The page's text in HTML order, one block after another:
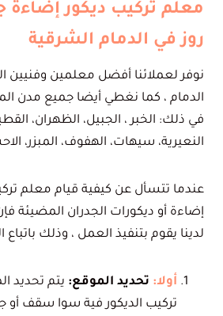
معلم تركيب ديكور إضاءة
روز في الدمام الشرقية
نوفر لعملائنا أفضل معلمين وفنيين
الدمام ، كما نغطي أيضا جميع مدن
في ذلك: الخبر ، الجبيل، الظهران،
النعيرية، سيهات، الهفوف، المبزر،
عندما تتسأل عن كيفية قيام معلم
إضاءة أو ديكورات الجدران المضيئة
لدينا يقوم بتنفيذ العمل ، وذلك باتباع
أولا: تحديد الموقع: يتم تحديد
تركيب الديكور فية سوا سقف أو